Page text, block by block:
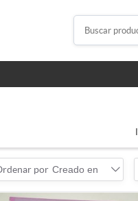
por Creado en